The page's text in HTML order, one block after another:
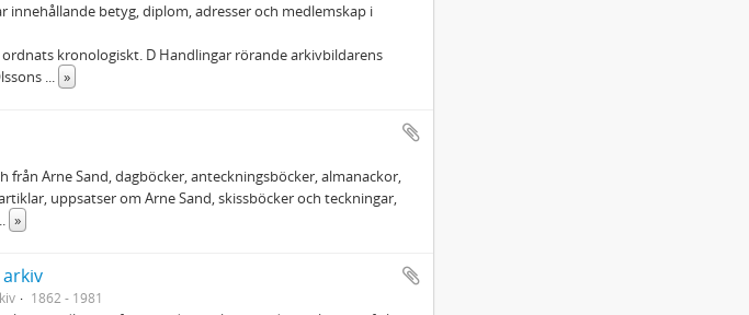
innehållande betyg, diplom, adresser och medlemskap i
kronologiskt. D Handlingar rörande arkivbildarens
... »
Arne Sand, dagböcker, anteckningsböcker, almanackor,
uppsatser om Arne Sand, skissböcker och teckningar,
»
1862 - 1981